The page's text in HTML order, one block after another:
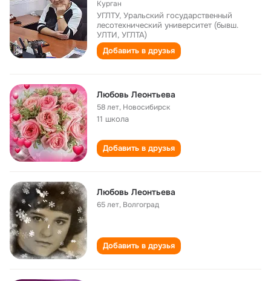
Курган
УГЛТУ, Уральский государственный
лесотехнический университет (бывш.
УЛТИ, УГЛТА)
Добавить в друзья
Любовь Леонтьева
58 лет, Новосибирск
11 школа
Добавить в друзья
Любовь Леонтьева
65 лет, Волгоград
Добавить в друзья